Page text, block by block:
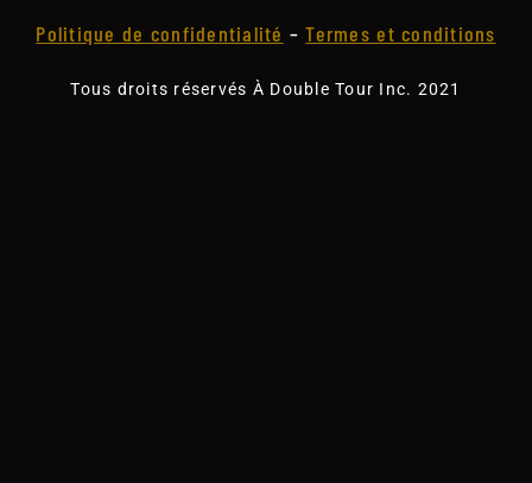
Politique de confidentialité –Termes et conditions
Tous droits réservés À Double Tour Inc. 2021